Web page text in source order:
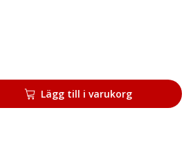
Lägg till i varukorg